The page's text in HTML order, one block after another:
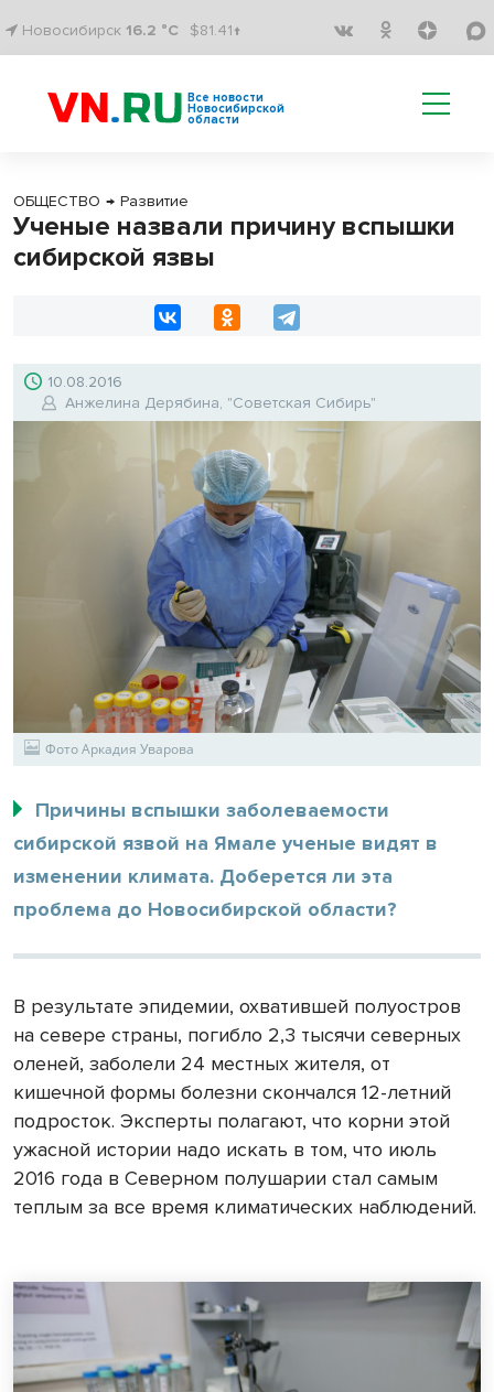
Новосибирск 16.2 °C $81.41↑
Все новости
Новосибирской
области
ОБЩЕСТВО → Развитие
Ученые назвали причину вспышки
сибирской язвы
10.08.2016
Анжелина Дерябина, "Советская Сибирь"
Фото Аркадия Уварова
Причины вспышки заболеваемости
сибирской язвой на Ямале ученые видят в
изменении климата. Доберется ли эта
проблема до Новосибирской области?
В результате эпидемии, охватившей полуостров
на севере страны, погибло 2,3 тысячи северных
оленей, заболели 24 местных жителя, от
кишечной формы болезни скончался 12-летний
подросток. Эксперты полагают, что корни этой
ужасной истории надо искать в том, что июль
2016 года в Северном полушарии стал самым
теплым за все время климатических наблюдений.